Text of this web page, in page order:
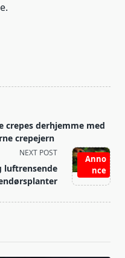
crepes derhjemme med
crepejern
Anno
nce
NEXT POST
luftrensende